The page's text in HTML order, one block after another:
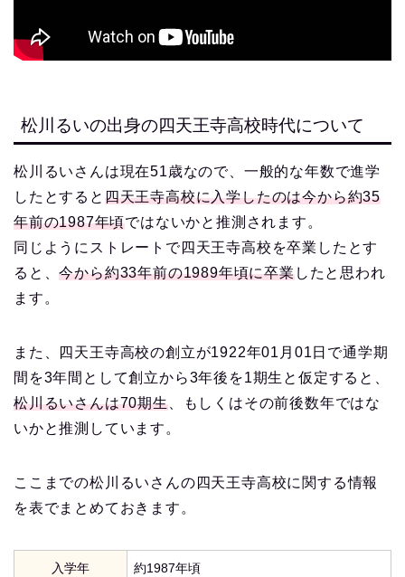
松川るいの出身の四天王寺高校時代について
松川るいさんは現在51歳なので、一般的な年数で進学
したとすると 四天王寺高校に入学したのは今から約35
年前の1987年頃ではないかと推測されます。
同じようにストレートで四天王寺高校を卒業したとす
ると、今から約33年前の1989年頃に卒業したと思われ
ます。
また、四天王寺高校の創立が1922年01月01日で通学期
間を3年間として創立から3年後を1期生と仮定すると、
松川るいさんは70期生、もしくはその前後数年ではな
いかと推測しています。
ここまでの松川るいさんの四天王寺高校に関する情報
を表でまとめておきます。
入学年 約1987年頃